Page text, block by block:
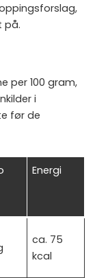
på.
per 100 gram,
i
før de
Energi
ca. 75
kcal